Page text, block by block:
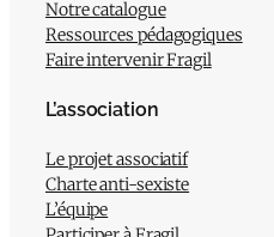
Notre catalogue
Ressources pédagogiques
Faire intervenir Fragil
L’association
Le projet associatif
Charte anti-sexiste
L’équipe